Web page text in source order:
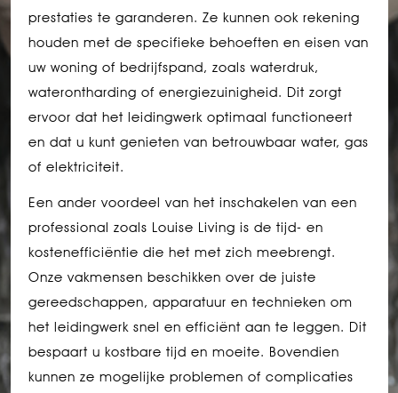
prestaties te garanderen. Ze kunnen ook rekening
houden met de specifieke behoeften en eisen van
uw woning of bedrijfspand, zoals waterdruk,
waterontharding of energiezuinigheid. Dit zorgt
ervoor dat het leidingwerk optimaal functioneert
en dat u kunt genieten van betrouwbaar water, gas
of elektriciteit.
Een ander voordeel van het inschakelen van een
professional zoals Louise Living is de tijd- en
kostenefficiëntie die het met zich meebrengt.
Onze vakmensen beschikken over de juiste
gereedschappen, apparatuur en technieken om
het leidingwerk snel en efficiënt aan te leggen. Dit
bespaart u kostbare tijd en moeite. Bovendien
kunnen ze mogelijke problemen of complicaties